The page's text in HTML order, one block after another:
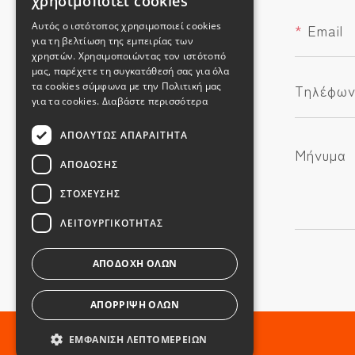
* Email
Μήνυμα
Αυτός ο ιστότοπος χρησιμοποιεί cookies
για τη βελτίωση της εμπειρίας των
χρηστών. Χρησιμοποιώντας τον ιστότοπό
μας, παρέχετε τη συγκατάθεσή σας για όλα
τα cookies σύμφωνα με την Πολιτική μας
για τα cookies. Διαβάστε περισσότερα
ΑΠΟΛΎΤΩΣ ΑΠΑΡΑΊΤΗΤΑ
ΑΠΌΔΟΣΗΣ
ΣΤΌΧΕΥΣΗΣ
ΛΕΙΤΟΥΡΓΙΚΌΤΗΤΑΣ
ΑΠΟΔΟΧΉ ΌΛΩΝ
ΑΠΌΡΡΙΨΗ ΌΛΩΝ
ΕΜΦΆΝΙΣΗ ΛΕΠΤΟΜΕΡΕΙΏΝ